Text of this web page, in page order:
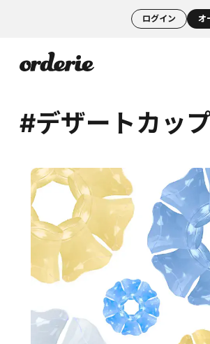
ログイン オ
#デザートカッ